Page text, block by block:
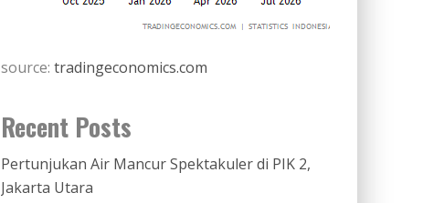
source: tradingeconomics.com
Recent Posts
Pertunjukan Air Mancur Spektakuler di PIK 2,
Jakarta Utara